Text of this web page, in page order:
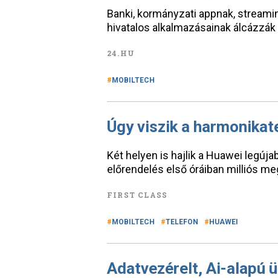
Banki, kormányzati appnak,
hivatalos alkalmazásainak
24.HU
MOBILTECH
Úgy viszik a
Két helyen is hajlik a Huawei
előrendelés első óráiban milliós
FIRST CLASS
MOBILTECH TELEFON HUAWEI
Adatvezérelt, Ai-alapú